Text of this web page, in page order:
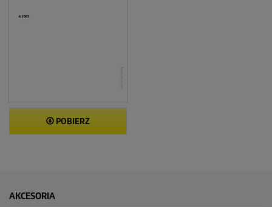
POBIERZ
AKCESORIA